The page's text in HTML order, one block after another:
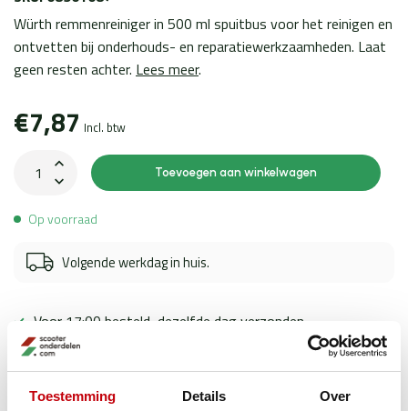
Toestemming Details Over
Würth remmenreiniger in 500 ml spuitbus voor het reinigen en
ontvetten bij onderhouds- en reparatiewerkzaamheden. Laat
geen resten achter. Lees meer.
€7,87 Incl. btw
Toevoegen aan winkelwagen
Op voorraad
Volgende werkdag in huis.
Voor 17:00 besteld, dezelfde dag verzonden
Toegewijde klantenservice
Ervaren scooter experts